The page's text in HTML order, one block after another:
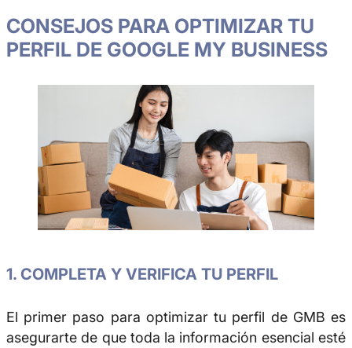
CONSEJOS PARA OPTIMIZAR TU
PERFIL DE GOOGLE MY BUSINESS
1. COMPLETA Y VERIFICA TU PERFIL
El primer paso para optimizar tu perfil de GMB es
asegurarte de que toda la información esencial esté